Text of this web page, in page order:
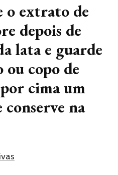
o extrato de
depois de
lata e guarde
copo de
cima um
conserve na